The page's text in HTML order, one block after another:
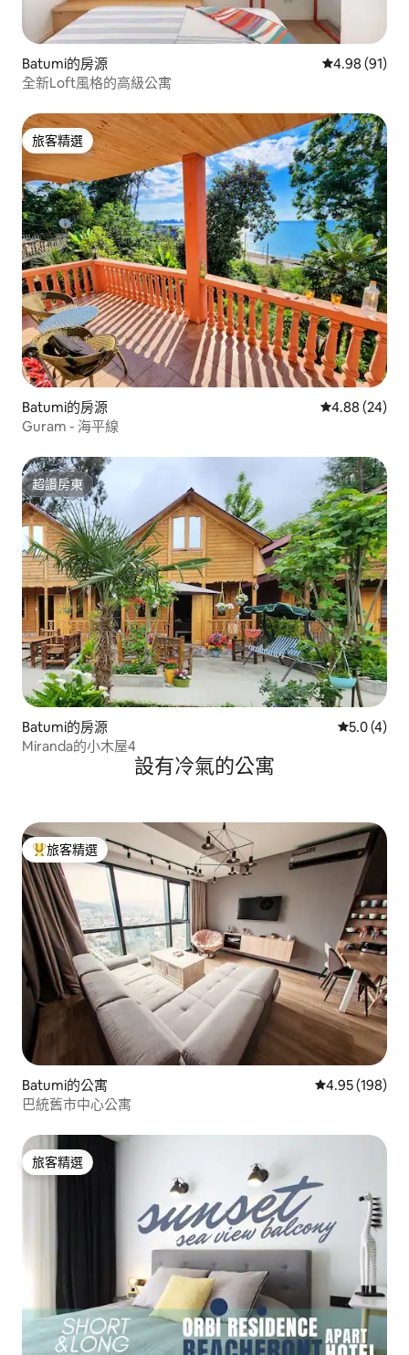
Batumi的房源 從 91 則評價
4.98 (91)
全新Loft風格的高級公寓
旅客精選
旅客精選
Batumi的房源 從 24 則評價
4.88 (24)
Guram - 海平線
超讚房東
超讚房東
Batumi的房源 從 4 則評
5.0 (4)
Miranda的小木屋4
設有冷氣的公寓
旅客精選榜首
旅客精選
Batumi的公寓 從 198 則評價
4.95 (198)
巴統舊市中心公寓
旅客精選
旅客精選